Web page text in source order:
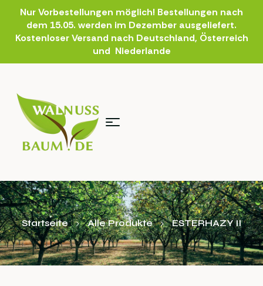
Nur Vorbestellungen möglich! Bestellungen nach
dem 15.05. werden im Dezember ausgeliefert.
Kostenloser Versand nach Deutschland, Österreich
und Niederlande
Startseite Alle Produkte ESTERHAZY II